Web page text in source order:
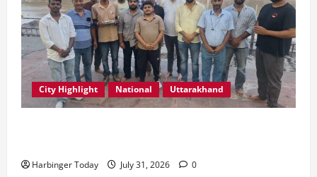
City Highlight National Uttarakhand
Harbinger Today July 31, 2026 0